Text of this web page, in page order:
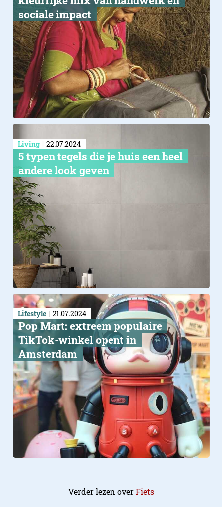
sociale impact
Living 22.07.2024
5 typen tegels die je huis een heel
andere look geven
Lifestyle 21.07.2024
Pop Mart: extreem populaire
TikTok-winkel opent in
Amsterdam
Verder lezen overFiets